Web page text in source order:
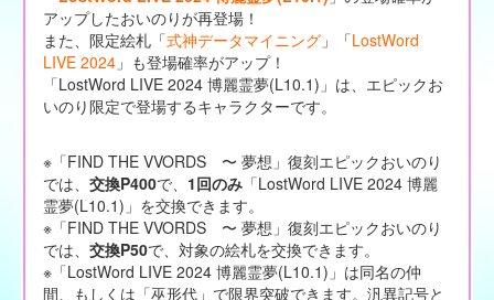
アップしたおいのりが再登場！
また、限定絵札「式神データマイニング」「LostWord
LIVE 2024」も登場確率がアップ！
「LostWord LIVE 2024 博麗霊夢(L10.1)」は、エピックお
いのり限定で登場するキャラクターです。
※「FIND THE VVORDS 〜 夢想」復刻エピックおいのり
では、 交換P400で、 1回のみ「LostWord LIVE 2024 博麗
霊夢(L10.1)」を交換できます。
※「FIND THE VVORDS 〜 夢想」復刻エピックおいのり
では、 交換P50で、対象の絵札を交換できます。
※「LostWord LIVE 2024 博麗霊夢(L10.1)」は同名の仲
間、もしくは「巫形代」で限界突破できます。汎異記号と